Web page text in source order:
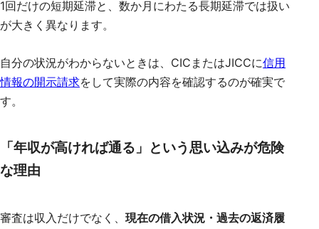
1回だけの短期延滞と、数か月にわたる長期延滞では扱い
が大きく異なります。
自分の状況がわからないときは、CICまたはJICCに信用
情報の開示請求をして実際の内容を確認するのが確実で
す。
「年収が高ければ通る」という思い込みが危険
な理由
審査は収入だけでなく、 現在の借入状況・過去の返済履